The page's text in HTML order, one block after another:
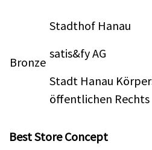
Bronze
Stadthof Hanau
satis&fy AG
Stadt Hanau
öffentlichen Rechts
Best Store Concept